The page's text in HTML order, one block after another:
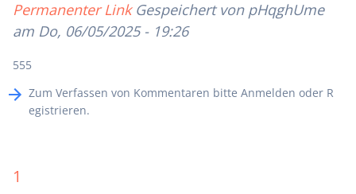
Permanenter Link Gespeichert von pHqghUme
am Do, 06/05/2025 - 19:26
555
Zum Verfassen von Kommentaren bitte Anmelden oder R
egistrieren.
1